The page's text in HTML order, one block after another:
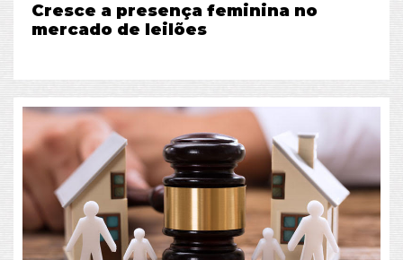
Cresce a presença feminina no
mercado de leilões